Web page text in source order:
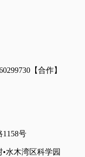
【合作】
1158号
水木湾区科学园